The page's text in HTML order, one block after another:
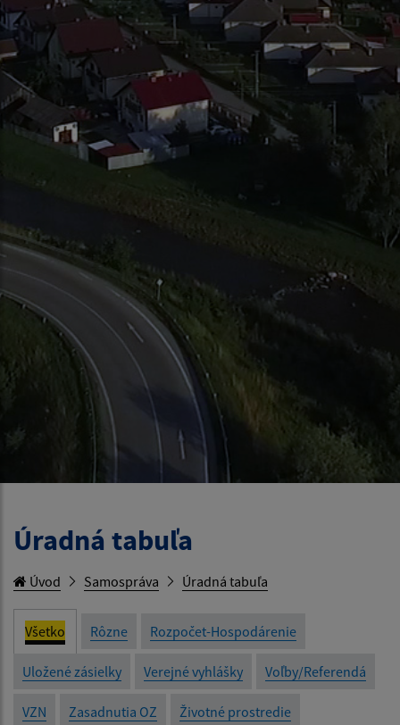
Úradná tabuľa
Úvod Samospráva Úradná tabuľa
Všetko Rôzne Rozpočet-Hospodárenie
Uložené zásielky Verejné vyhlášky Voľby/Referendá
VZN Zasadnutia OZ Životné prostredie